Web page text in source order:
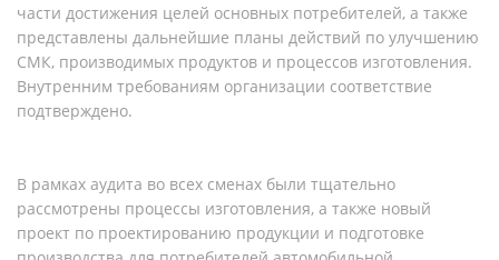
части достижения целей основных потребителей, а также
представлены дальнейшие планы действий по улучшению
СМК, производимых продуктов и процессов изготовления.
Внутренним требованиям организации соответствие
подтверждено.
В рамках аудита во всех сменах были тщательно
рассмотрены процессы изготовления, а также новый
проект по проектированию продукции и подготовке